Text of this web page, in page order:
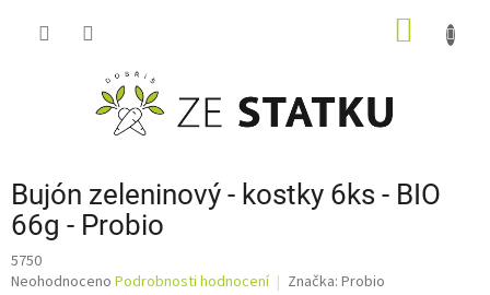
Bujón zeleninový - kostky 6ks - BIO
66g - Probio
5750
Průměrné
Neohodnoceno Podrobnosti hodnocení Značka: Probio